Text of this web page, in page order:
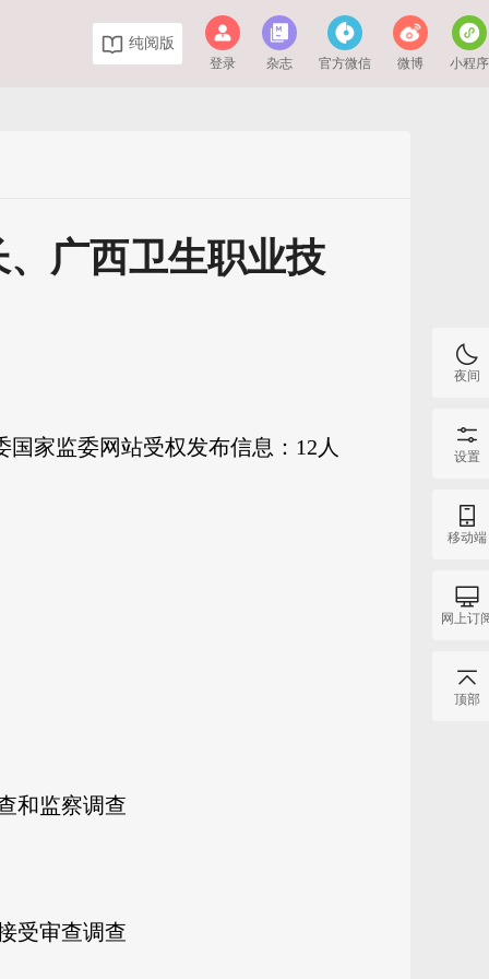
纯阅版
登录 杂志 官方微信 微博 小程序
广西卫生职业技
家监委网站受权发布信息：12人
和监察调查
受审查调查
夜间
设置
移动端
网上订
顶部